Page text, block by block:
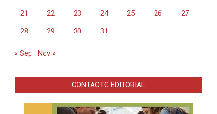
21 22 23 24 25 26 27
28 29 30 31
« Sep Nov »
CONTACTO EDITORIAL